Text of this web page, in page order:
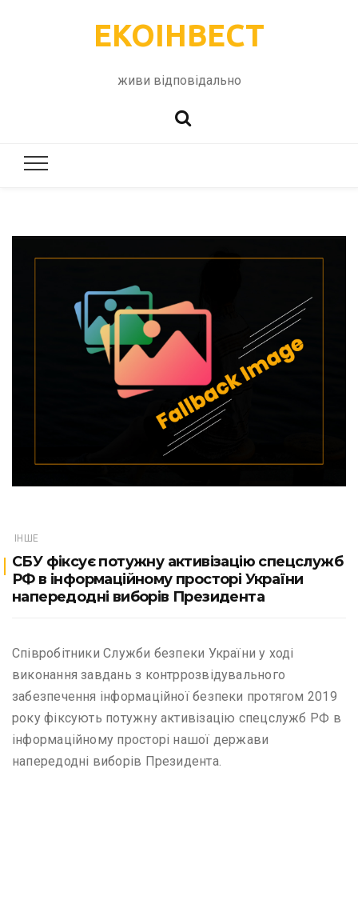
ЕКОІНВЕСТ
живи відповідально
ІНШЕ
СБУ фіксує потужну активізацію спецслужб
РФ в інформаційному просторі України
напередодні виборів Президента
Співробітники Служби безпеки України у ході
виконання завдань з контррозвідувального
забезпечення інформаційної безпеки протягом 2019
року фіксують потужну активізацію спецслужб РФ в
інформаційному просторі нашої держави
напередодні виборів Президента.